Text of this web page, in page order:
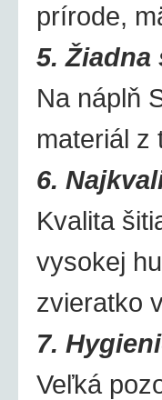
prírode,
5.
Na náplň
materiál z
6.
Kvalita
vysokej
zvieratko
7.
Veľká